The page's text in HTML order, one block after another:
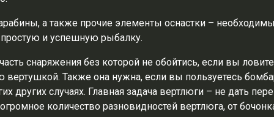
а также прочие элементы оснастки –
и успешную рыбалку.
снаряжения без которой не обойтись, если вы
Также она нужна, если вы пользуетесь
других случаях. Главная задача вертлюги – не дать
количество разновидностей вертлюга, от